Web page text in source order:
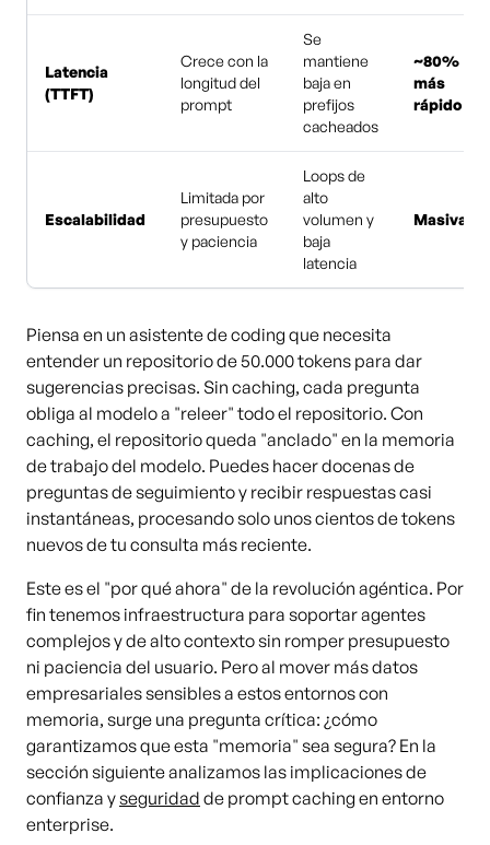
Latencia
(TTFT)
Crece con la
longitud del
prompt
Se
mantiene
baja en
prefijos
cacheados
~80%
más
rápido
Escalabilidad
Limitada por
presupuesto
y paciencia
Loops de
alto
volumen y
baja
latencia
Masiva
Piensa en un asistente de coding que necesita
entender un repositorio de 50.000 tokens para dar
sugerencias precisas. Sin caching, cada pregunta
obliga al modelo a "releer" todo el repositorio. Con
caching, el repositorio queda "anclado" en la memoria
de trabajo del modelo. Puedes hacer docenas de
preguntas de seguimiento y recibir respuestas casi
instantáneas, procesando solo unos cientos de tokens
nuevos de tu consulta más reciente.
Este es el "por qué ahora" de la revolución agéntica. Por
fin tenemos infraestructura para soportar agentes
complejos y de alto contexto sin romper presupuesto
ni paciencia del usuario. Pero al mover más datos
empresariales sensibles a estos entornos con
memoria, surge una pregunta crítica: ¿cómo
garantizamos que esta "memoria" sea segura? En la
sección siguiente analizamos las implicaciones de
confianza yseguridad de prompt caching en entorno
enterprise.